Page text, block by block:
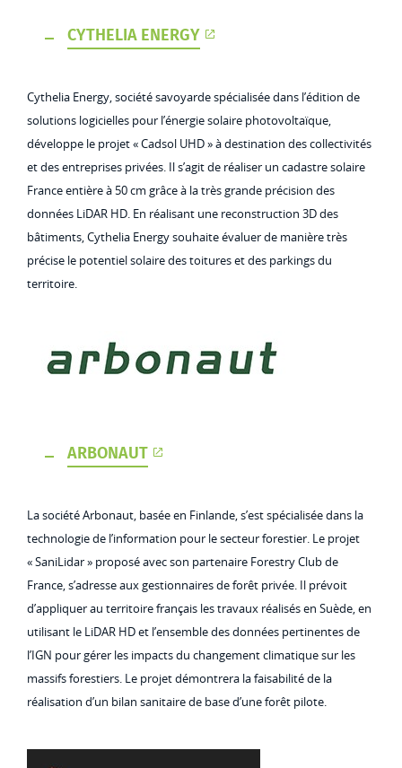
CYTHELIA ENERGY
Cythelia Energy, société savoyarde spécialisée dans l’édition de
solutions logicielles pour l’énergie solaire photovoltaïque,
développe le projet « Cadsol UHD » à destination des collectivités
et des entreprises privées. Il s’agit de réaliser un cadastre solaire
France entière à 50 cm grâce à la très grande précision des
données LiDAR HD. En réalisant une reconstruction 3D des
bâtiments, Cythelia Energy souhaite évaluer de manière très
précise le potentiel solaire des toitures et des parkings du
territoire.
ARBONAUT
La société Arbonaut, basée en Finlande, s’est spécialisée dans la
technologie de l’information pour le secteur forestier. Le projet
« SaniLidar » proposé avec son partenaire Forestry Club de
France, s’adresse aux gestionnaires de forêt privée. Il prévoit
d’appliquer au territoire français les travaux réalisés en Suède, en
utilisant le LiDAR HD et l’ensemble des données pertinentes de
l’IGN pour gérer les impacts du changement climatique sur les
massifs forestiers. Le projet démontrera la faisabilité de la
réalisation d’un bilan sanitaire de base d’une forêt pilote.